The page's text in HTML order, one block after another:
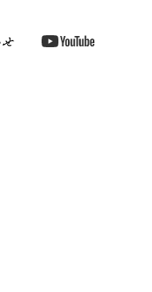
お問い合わせ Contact